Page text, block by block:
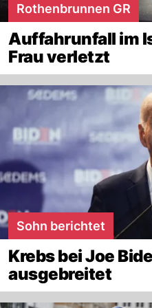
Rothenbrunnen GR
Auffahrunfall im
Frau verletzt
Sohn berichtet
Krebs bei Joe
ausgebreitet